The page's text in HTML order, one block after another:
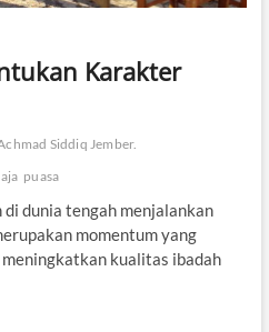
Karakter
Siddiq Jember.
puasa
dunia tengah menjalankan
momentum yang
kualitas ibadah